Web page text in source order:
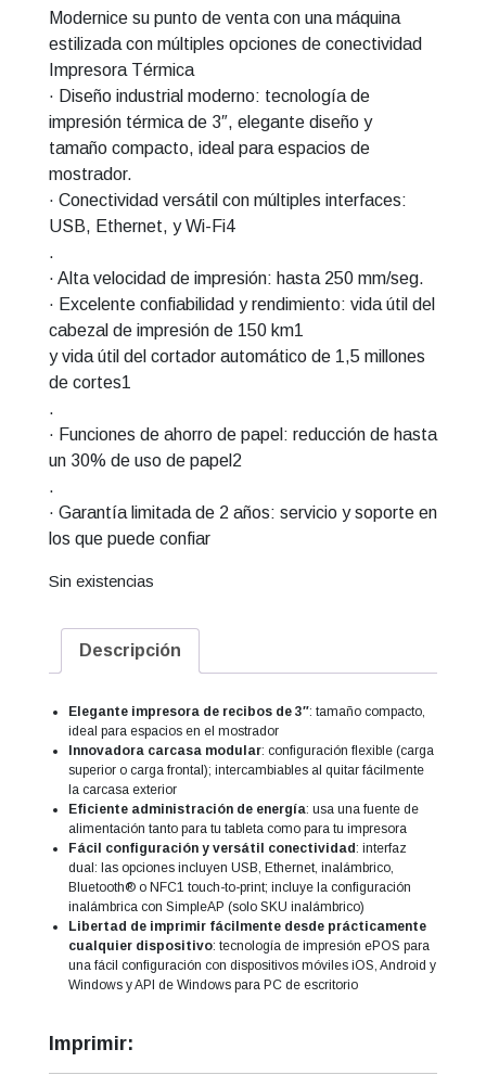
Modernice su punto de venta con una máquina
estilizada con múltiples opciones de conectividad
Impresora Térmica
· Diseño industrial moderno: tecnología de
impresión térmica de 3″, elegante diseño y
tamaño compacto, ideal para espacios de
mostrador.
· Conectividad versátil con múltiples interfaces:
USB, Ethernet, y Wi-Fi4
.
· Alta velocidad de impresión: hasta 250 mm/seg.
· Excelente confiabilidad y rendimiento: vida útil del
cabezal de impresión de 150 km1
y vida útil del cortador automático de 1,5 millones
de cortes1
.
· Funciones de ahorro de papel: reducción de hasta
un 30% de uso de papel2
.
· Garantía limitada de 2 años: servicio y soporte en
los que puede confiar
Sin existencias
Descripción
Elegante impresora de recibos de 3″: tamaño compacto,
ideal para espacios en el mostrador
Innovadora carcasa modular: configuración flexible (carga
superior o carga frontal); intercambiables al quitar fácilmente
la carcasa exterior
Eficiente administración de energía: usa una fuente de
alimentación tanto para tu tableta como para tu impresora
Fácil configuración y versátil conectividad: interfaz
dual: las opciones incluyen USB, Ethernet, inalámbrico,
Bluetooth® o NFC1 touch-to-print; incluye la configuración
inalámbrica con SimpleAP (solo SKU inalámbrico)
Libertad de imprimir fácilmente desde prácticamente
cualquier dispositivo: tecnología de impresión ePOS para
una fácil configuración con dispositivos móviles iOS, Android y
Windows y API de Windows para PC de escritorio
Imprimir: